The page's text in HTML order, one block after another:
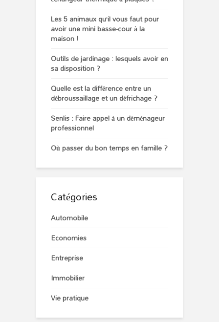
Les 5 animaux qu’il vous faut pour
avoir une mini basse-cour à la
maison !
Outils de jardinage : lesquels avoir en
sa disposition ?
Quelle est la différence entre un
débroussaillage et un défrichage ?
Senlis : Faire appel à un déménageur
professionnel
Où passer du bon temps en famille ?
Catégories
Automobile
Economies
Entreprise
Immobilier
Vie pratique